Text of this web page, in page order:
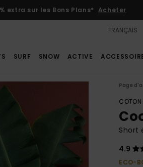
extra sur les Bons Plans* Acheter
FRANÇAIS
SURF SNOW ACTIVE
Page
COTON
Short
4.9
ECO-